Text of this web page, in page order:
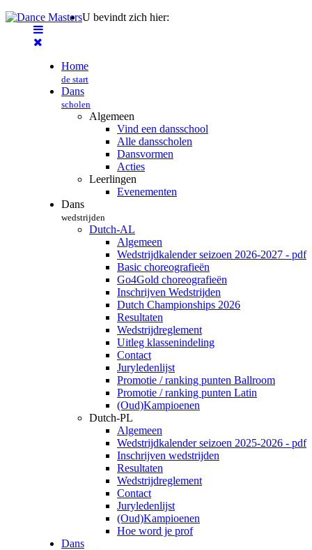
Home
de start
Dans
scholen
Algemeen
Vind een dansschool
Alle dansscholen
Dansvormen
Acties
Leerlingen
Evenementen
Dans
wedstrijden
Dutch-AL
Algemeen
Wedstrijdkalender seizoen 2026-2027 - pdf
Basic choreografieën
Go4Gold choreografieën
Inschrijven Wedstrijden
Dutch Championships 2026
Resultaten
Wedstrijdreglement
Uitleg klassenindeling
Contact
Juryledenlijst
Promotie / ranking punten Ballroom
Promotie / ranking punten Latin
(Oud)Kampioenen
Dutch-PL
Algemeen
Wedstrijdkalender seizoen 2025-2026 - pdf
Inschrijven wedstrijden
Resultaten
Wedstrijdreglement
Contact
Juryledenlijst
(Oud)Kampioenen
Hoe word je prof
Dans
U bevindt zich hier: